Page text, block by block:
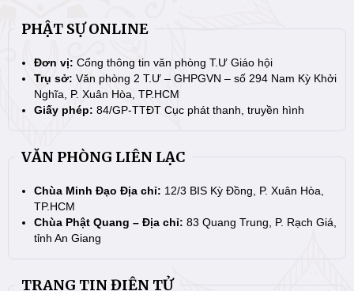
PHẬT SỰ ONLINE
Đơn vị: Cổng thông tin văn phòng T.Ư Giáo hội
Trụ sở: Văn phòng 2 T.Ư – GHPGVN – số 294 Nam Kỳ Khởi
Nghĩa, P. Xuân Hòa, TP.HCM
Giấy phép: 84/GP-TTĐT Cục phát thanh, truyền hình
VĂN PHÒNG LIÊN LẠC
Chùa Minh Đạo Địa chỉ: 12/3 BIS Kỳ Đồng, P. Xuân Hòa,
TP.HCM
Chùa Phật Quang – Địa chỉ: 83 Quang Trung, P. Rạch Giá,
tỉnh An Giang
TRANG TIN ĐIỆN TỬ